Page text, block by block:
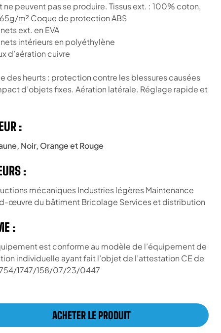
ne peuvent pas se produire. Tissus ext. : 100% coton,
m² Coque de protection ABS
ext. en EVA
intérieurs en polyéthylène
d’aération cuivre
des heurts : protection contre les blessures causées
d’objets fixes. Aération latérale. Réglage rapide et
:
Noir, Orange et Rouge
:
mécaniques Industries légères Maintenance
œuvre du bâtiment Bricolage Services et distribution
:
est conforme au modèle de l’équipement de
individuelle ayant fait l’objet de l’attestation CE de
1747/158/07/23/0447
ACHETER LE PRODUIT